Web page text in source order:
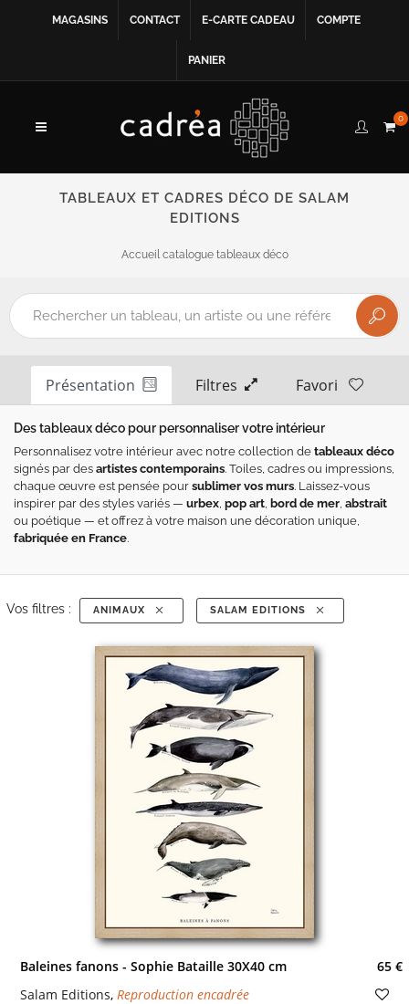
MAGASINS CONTACT E-CARTE CADEAU COMPTE
PANIER
0
TABLEAUX ET CADRES DÉCO DE SALAM
EDITIONS
Accueil catalogue tableaux déco
Présentation Filtres Favori
Des tableaux déco pour personnaliser votre intérieur
Personnalisez votre intérieur avec notre collection de tableaux déco
signés par des artistes contemporains. Toiles, cadres ou impressions,
chaque œuvre est pensée pour sublimer vos murs. Laissez-vous
inspirer par des styles variés — urbex, pop art, bord de mer, abstrait
ou poétique — et offrez à votre maison une décoration unique,
fabriquée en France.
Vos filtres : ANIMAUX SALAM EDITIONS
Baleines fanons - Sophie Bataille 30X40 cm
65 €
Salam Editions, Reproduction encadrée